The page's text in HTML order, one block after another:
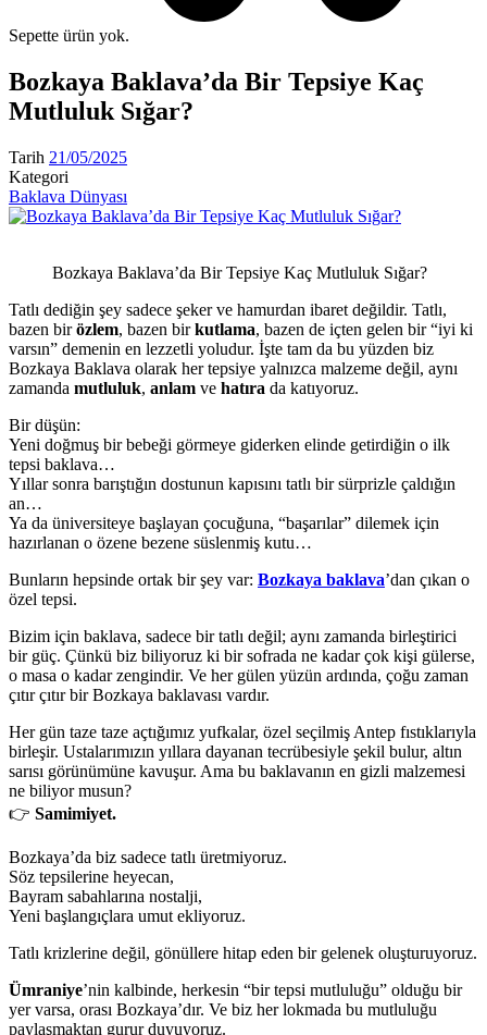
Sepette ürün yok.
Bozkaya Baklava’da Bir Tepsiye Kaç
Mutluluk Sığar?
Tarih 21/05/2025
Kategori
Baklava Dünyası
Bozkaya Baklava’da Bir Tepsiye Kaç Mutluluk Sığar?
Tatlı dediğin şey sadece şeker ve hamurdan ibaret değildir. Tatlı,
bazen birözlem, bazen birkutlama, bazen de içten gelen bir “iyi ki
varsın” demenin en lezzetli yoludur. İşte tam da bu yüzden biz
Bozkaya Baklava olarak her tepsiye yalnızca malzeme değil, aynı
zamanda mutluluk, anlam ve hatıra da katıyoruz.
Bir düşün:
Yeni doğmuş bir bebeği görmeye giderken elinde getirdiğin o ilk
tepsi baklava…
Yıllar sonra barıştığın dostunun kapısını tatlı bir sürprizle çaldığın
an…
Ya da üniversiteye başlayan çocuğuna, “başarılar” dilemek için
hazırlanan o özene bezene süslenmiş kutu…
Bunların hepsinde ortak bir şey var: Bozkaya baklava’dan çıkan o
özel tepsi.
Bizim için baklava, sadece bir tatlı değil; aynı zamanda birleştirici
bir güç. Çünkü biz biliyoruz ki bir sofrada ne kadar çok kişi gülerse,
o masa o kadar zengindir. Ve her gülen yüzün ardında, çoğu zaman
çıtır çıtır bir Bozkaya baklavası vardır.
Her gün taze taze açtığımız yufkalar, özel seçilmiş Antep fıstıklarıyla
birleşir. Ustalarımızın yıllara dayanan tecrübesiyle şekil bulur, altın
sarısı görünümüne kavuşur. Ama bu baklavanın en gizli malzemesi
ne biliyor musun?
👉 Samimiyet.
Bozkaya’da biz sadece tatlı üretmiyoruz.
Söz tepsilerine heyecan,
Bayram sabahlarına nostalji,
Yeni başlangıçlara umut ekliyoruz.
Tatlı krizlerine değil, gönüllere hitap eden bir gelenek oluşturuyoruz.
Ümraniye’nin kalbinde, herkesin “bir tepsi mutluluğu” olduğu bir
yer varsa, orası Bozkaya’dır. Ve biz her lokmada bu mutluluğu
paylaşmaktan gurur duyuyoruz.